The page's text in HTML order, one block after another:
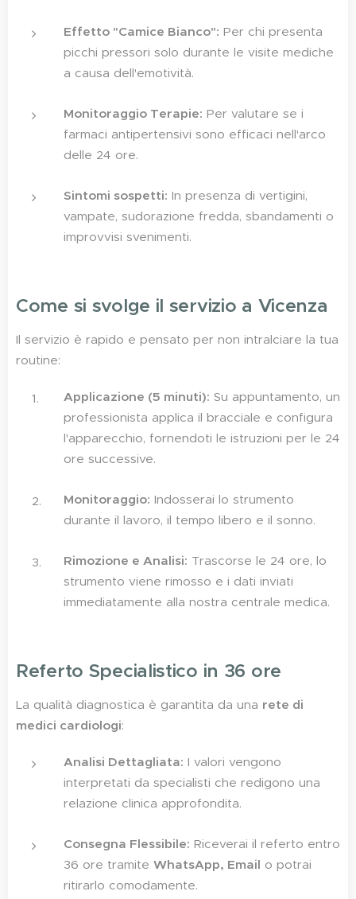
Effetto "Camice Bianco": Per chi presenta
picchi pressori solo durante le visite mediche
a causa dell'emotività.
Monitoraggio Terapie: Per valutare se i
farmaci antipertensivi sono efficaci nell'arco
delle 24 ore.
Sintomi sospetti: In presenza di vertigini,
vampate, sudorazione fredda, sbandamenti o
improvvisi svenimenti.
Come si svolge il servizio a Vicenza
Il servizio è rapido e pensato per non intralciare la tua
routine:
Applicazione (5 minuti): Su appuntamento, un
professionista applica il bracciale e configura
l'apparecchio, fornendoti le istruzioni per le 24
ore successive.
Monitoraggio: Indosserai lo strumento
durante il lavoro, il tempo libero e il sonno.
Rimozione e Analisi: Trascorse le 24 ore, lo
strumento viene rimosso e i dati inviati
immediatamente alla nostra centrale medica.
Referto Specialistico in 36 ore
La qualità diagnostica è garantita da una rete di
medici cardiologi:
Analisi Dettagliata: I valori vengono
interpretati da specialisti che redigono una
relazione clinica approfondita.
Consegna Flessibile: Riceverai il referto entro
36 ore tramite WhatsApp, Email o potrai
ritirarlo comodamente.